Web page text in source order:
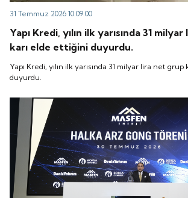
31 Temmuz 2026 10:09:00
Yapı Kredi, yılın ilk yarısında 31
karı elde ettiğini duyurdu.
Yapı Kredi, yılın ilk yarısında 31 milyar lira net
duyurdu.